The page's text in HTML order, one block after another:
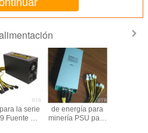
AntMiner
la serie
Fuente de
1800W suministro
de energía para
minería PSU para